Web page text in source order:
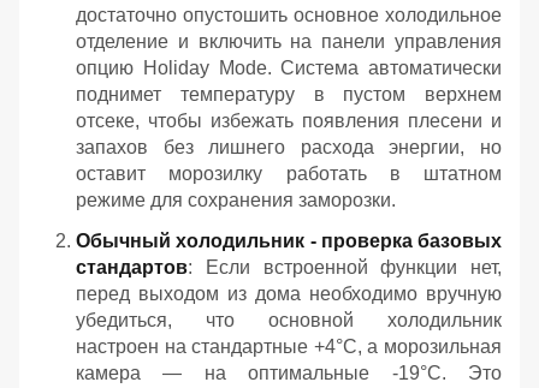
достаточно опустошить основное холодильное
отделение и включить на панели управления
опцию Holiday Mode. Система автоматически
поднимет температуру в пустом верхнем
отсеке, чтобы избежать появления плесени и
запахов без лишнего расхода энергии, но
оставит морозилку работать в штатном
режиме для сохранения заморозки.
Обычный холодильник - проверка базовых
стандартов: Если встроенной функции нет,
перед выходом из дома необходимо вручную
убедиться, что основной холодильник
настроен на стандартные +4°C, а морозильная
камера — на оптимальные -19°C. Это